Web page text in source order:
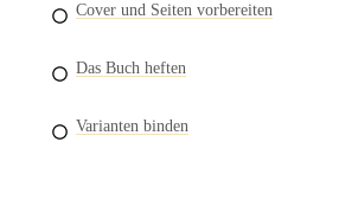
Cover und Seiten vorbereiten
Das Buch heften
Varianten binden